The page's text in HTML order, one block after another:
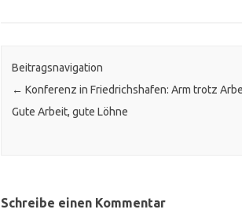
Beitragsnavigation
← Konferenz in Friedrichshafen: Arm trotz
Gute Arbeit, gute Löhne
Schreibe einen Kommentar